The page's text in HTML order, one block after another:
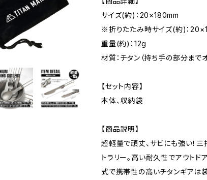
サイズ(約)：20×180mm
※折りたたみ時サイズ(約)：
重量(約)：12g
材質：チタン（持ち手の部分まで
【セット内容】
本体、収納袋
【商品説明】
超軽量で頑丈、サビにも強い！
トラリー。高い耐久性でアウト
式で携帯性の高いチタンギアは